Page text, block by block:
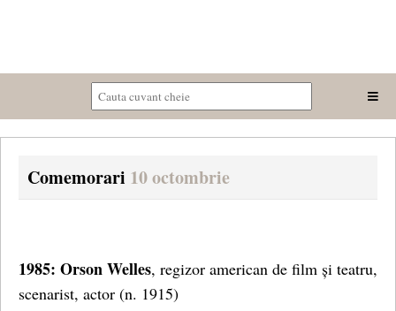
Comemorari 10 octombrie
1985: Orson Welles, regizor american de film și teatru,
scenarist, actor (n. 1915)